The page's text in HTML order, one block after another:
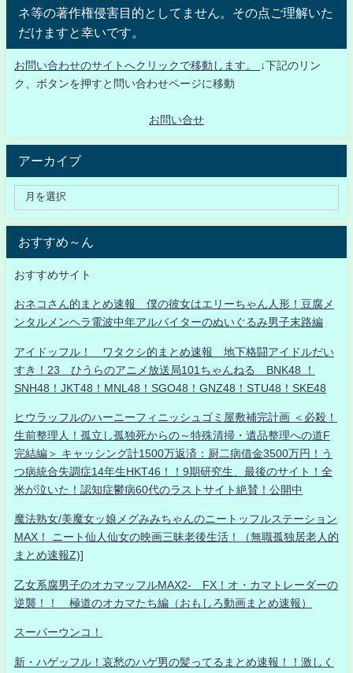
ネ等の著作権侵害目的としてません。その点ご理解いた
だけますと幸いです。
お問い合わせのサイトへクリックで移動します。
↓下記のリン
ク、ボタンを押すと問い合わせページに移動
お問い合せ
アーカイブ
おすすめ～ん
おすすめサイト
おネコさん的まとめ速報 僕の彼女はエリーちゃん人形！豆腐メ
ンタルメンヘラ電波中年アルバイターのぬいぐるみ男子末路編
アイドッフル！ ワタクシ的まとめ速報 地下格闘アイドルだい
すき！23 ひうらのアニメ放送局101ちゃんねる BNK48 ！
SNH48！JKT48！MNL48！SGO48！GNZ48！STU48！SKE48
ヒウラッフルのハーニーフィニッシュゴミ屋敷補完計画 ＜必殺！
生前整理人！孤立し孤独死からの～特殊清掃・遺品整理への道F
完結編＞ キャッシング計1500万返済：厨二病借金3500万円！う
つ病統合失調症14年生HKT46！！9期研究生、最後のサイト！全
米が泣いた！認知症鬱病60代のラストサイト絶賛！公開中
魔法熟女/美魔女ッ娘メグみみちゃんのニートッフルステーション
MAX！ ニート仙人仙女の映画三昧老後生活！（無職孤独居老人的
まとめ速報Z)]
乙女系腐男子のオカマッフルMAX2- FX！オ・カマトレーダーの
逆襲！！ 極道のオカマたち編（おもしろ動画まとめ速報）
スーパーウンコ！
新・ハゲッフル！哀愁のハゲ男の髪ってるまとめ速報！！激しく